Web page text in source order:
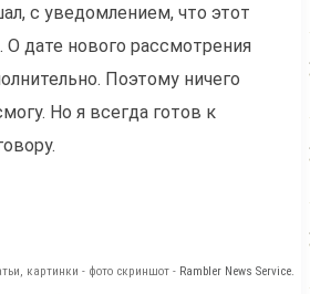
с уведомлением, что этот
О дате нового рассмотрения
Поэтому ничего
Но я всегда готов к
картинки - фото скриншот - Rambler News Service.